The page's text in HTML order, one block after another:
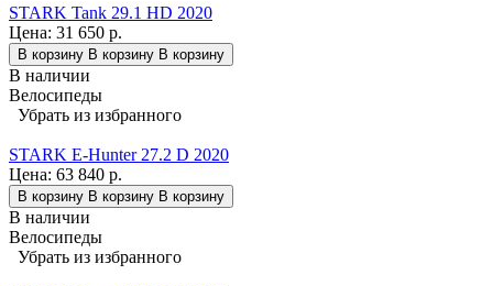
STARK Tank 29.1 HD 2020
Цена: 31 650 р.
В корзину В корзину В корзину
В наличии
Велосипеды
Убрать из избранного
STARK E-Hunter 27.2 D 2020
Цена: 63 840 р.
В корзину В корзину В корзину
В наличии
Велосипеды
Убрать из избранного